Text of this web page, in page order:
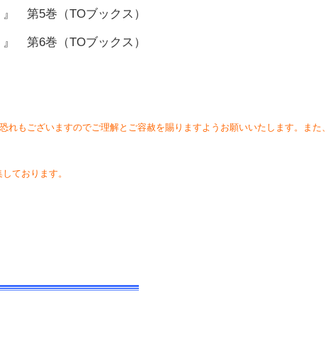
第5巻（TOブックス）
第6巻（TOブックス）
もございますのでご理解とご容赦を賜りますようお願いいたします。また
ております。